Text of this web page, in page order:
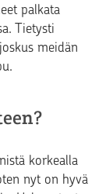
palkata
Tietysti
meidän
korkealla
nyt on hyvä